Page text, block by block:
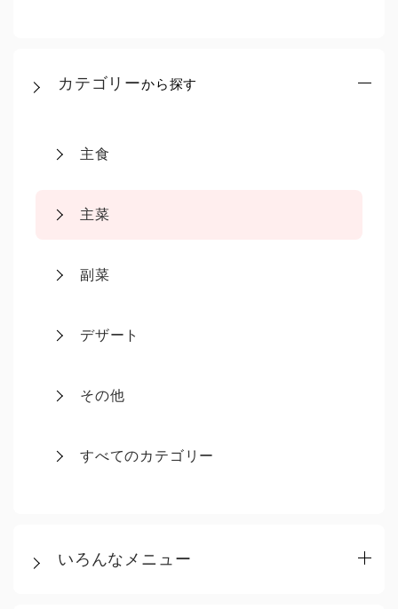
カテゴリーから探す
主食
主菜
副菜
デザート
その他
すべてのカテゴリー
いろんなメニュー